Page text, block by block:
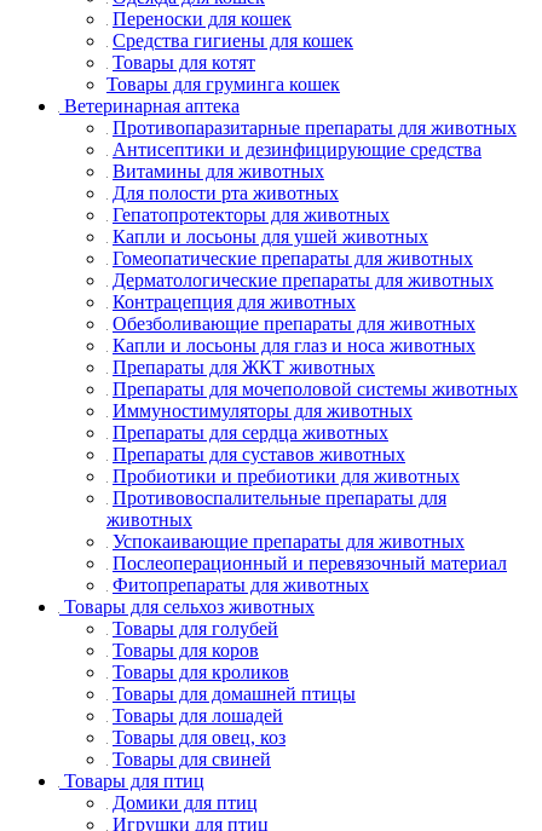
Переноски для кошек
Средства гигиены для кошек
Товары для котят
Товары для груминга кошек
Ветеринарная аптека
Противопаразитарные препараты для животных
Антисептики и дезинфицирующие средства
Витамины для животных
Для полости рта животных
Гепатопротекторы для животных
Капли и лосьоны для ушей животных
Гомеопатические препараты для животных
Дерматологические препараты для животных
Контрацепция для животных
Обезболивающие препараты для животных
Капли и лосьоны для глаз и носа животных
Препараты для ЖКТ животных
Препараты для мочеполовой системы животных
Иммуностимуляторы для животных
Препараты для сердца животных
Препараты для суставов животных
Пробиотики и пребиотики для животных
Противовоспалительные препараты для
животных
Успокаивающие препараты для животных
Послеоперационный и перевязочный материал
Фитопрепараты для животных
Товары для сельхоз животных
Товары для голубей
Товары для коров
Товары для кроликов
Товары для домашней птицы
Товары для лошадей
Товары для овец, коз
Товары для свиней
Товары для птиц
Домики для птиц
Игрушки для птиц